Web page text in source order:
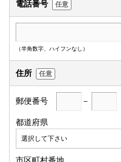
電話番号 任意
（半角数字、ハイフンなし）
住所 任意
郵便番号 －
都道府県
市区町村番地